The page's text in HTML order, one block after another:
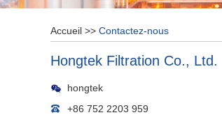
Accueil >> Contactez-nous
Hongtek Filtration Co., Ltd.
hongtek
+86 752 2203 959